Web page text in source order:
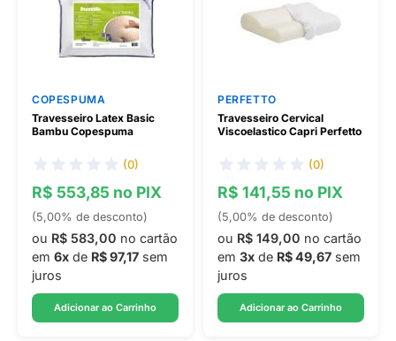
COPESPUMA
Travesseiro Latex Basic
Bambu Copespuma
(0)
R$ 553,85 no PIX
(5,00% de desconto)
ou R$ 583,00 no cartão
em 6x de R$ 97,17 sem
juros
Adicionar ao Carrinho
PERFETTO
Travesseiro Cervical
Viscoelastico Capri Perfetto
(0)
R$ 141,55 no PIX
(5,00% de desconto)
ou R$ 149,00 no cartão
em 3x de R$ 49,67 sem
juros
Adicionar ao Carrinho